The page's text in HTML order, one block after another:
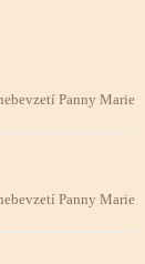
Panny Marie
Panny Marie